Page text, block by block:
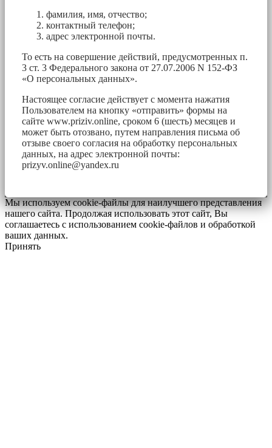
фамилия, имя, отчество;
контактный телефон;
адрес электронной почты.
То есть на совершение действий, предусмотренных п.
3 ст. 3 Федерального закона от 27.07.2006 N 152-ФЗ
«О персональных данных».
Настоящее согласие действует с момента нажатия
Пользователем на кнопку «отправить» формы на
сайте www.priziv.online, сроком 6 (шесть) месяцев и
может быть отозвано, путем направления письма об
отзыве своего согласия на обработку персональных
данных, на адрес электронной почты:
prizyv.online@yandex.ru
Мы используем cookie-файлы для наилучшего представления
нашего сайта. Продолжая использовать этот сайт, Вы
соглашаетесь с использованием cookie-файлов и обработкой
ваших данных.
Принять